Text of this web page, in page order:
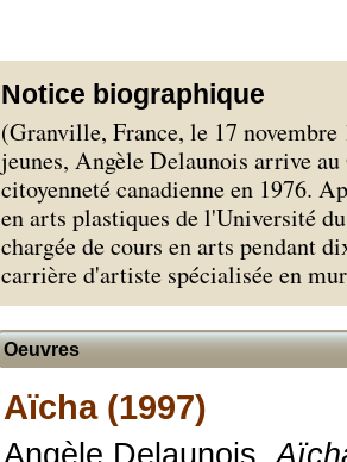
Notice biographique
(Granville, France, le 17
jeunes, Angèle Delaunois arrive
citoyenneté canadienne en 1976.
en arts plastiques de l'Université
chargée de cours en arts pendant
carrière d'artiste spécialisée en
Oeuvres
Aïcha (1997)
Angèle Delaunois,